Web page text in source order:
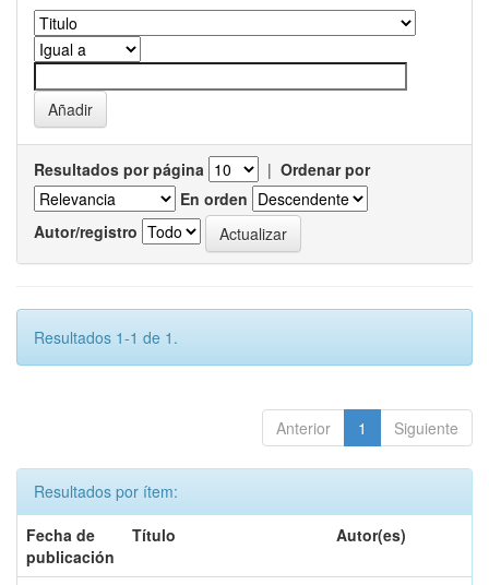
Resultados por página | Ordenar por
En orden
Autor/registro
Resultados 1-1 de 1.
Anterior 1 Siguiente
Resultados por ítem:
Fecha de
publicación
Título Autor(es)